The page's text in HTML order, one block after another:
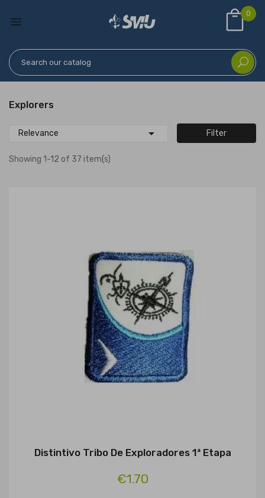

0
Explorers
Relevance  Filter
Showing 1-12 of 37 item(s)
Distintivo Tribo De Exploradores 1ª Etapa
€1.70